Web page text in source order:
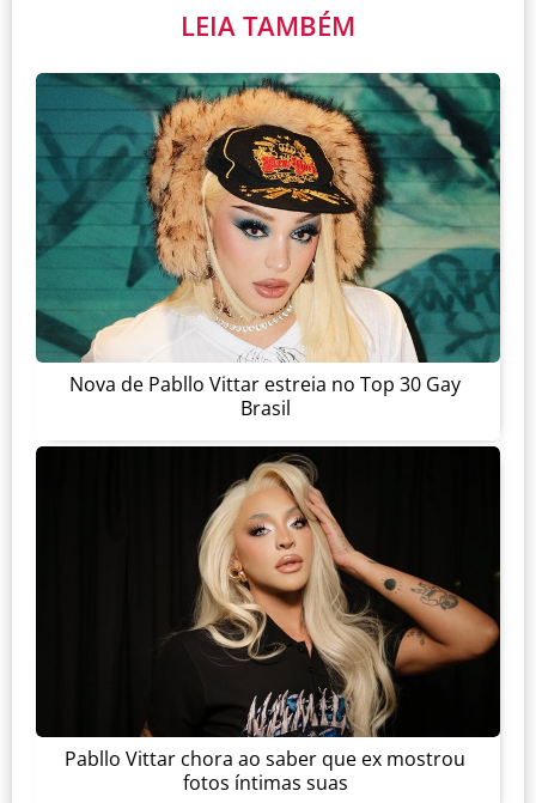
LEIA TAMBÉM
Nova de Pabllo Vittar estreia no Top 30 Gay
Brasil
Pabllo Vittar chora ao saber que ex mostrou
fotos íntimas suas